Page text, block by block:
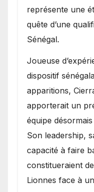
représente une
quête d’une
Sénégal.
Joueuse
dispositif
apparitions,
apporterait un
équipe
Son leadership,
capacité à faire
constitueraient
Lionnes face à